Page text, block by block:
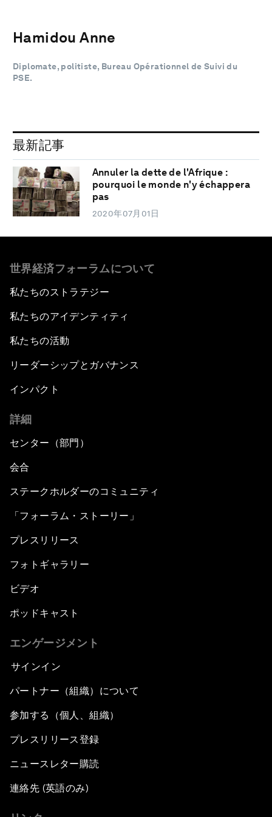
Hamidou Anne
Diplomate, politiste, Bureau Opérationnel de Suivi du
PSE.
最新記事
Annuler la dette de l'Afrique :
pourquoi le monde n'y échappera
pas
2020年07月01日
世界経済フォーラムについて
私たちのストラテジー
私たちのアイデンティティ
私たちの活動
リーダーシップとガバナンス
インパクト
詳細
センター（部門）
会合
ステークホルダーのコミュニティ
「フォーラム・ストーリー」
プレスリリース
フォトギャラリー
ビデオ
ポッドキャスト
エンゲージメント
サインイン
パートナー（組織）について
参加する（個人、組織）
プレスリリース登録
ニュースレター購読
連絡先 (英語のみ)